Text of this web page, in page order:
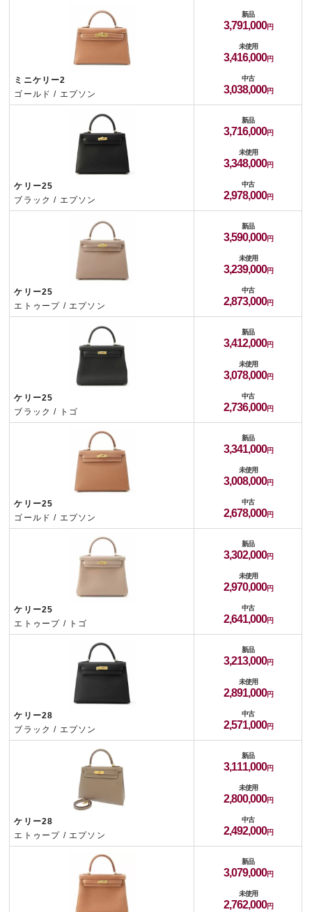
ミニケリー2
ゴールド / エプソン
新品
3,791,000
未使用
3,416,000
中古
3,038,000
ケリー25
ブラック / エプソン
新品
3,716,000
未使用
3,348,000
中古
2,978,000
ケリー25
エトゥープ / エプソン
新品
3,590,000
未使用
3,239,000
中古
2,873,000
ケリー25
ブラック / トゴ
新品
3,412,000
未使用
3,078,000
中古
2,736,000
ケリー25
ゴールド / エプソン
新品
3,341,000
未使用
3,008,000
中古
2,678,000
ケリー25
エトゥープ / トゴ
新品
3,302,000
未使用
2,970,000
中古
2,641,000
ケリー28
ブラック / エプソン
新品
3,213,000
未使用
2,891,000
中古
2,571,000
ケリー28
エトゥープ / エプソン
新品
3,111,000
未使用
2,800,000
中古
2,492,000
新品
3,079,000
未使用
2,762,000